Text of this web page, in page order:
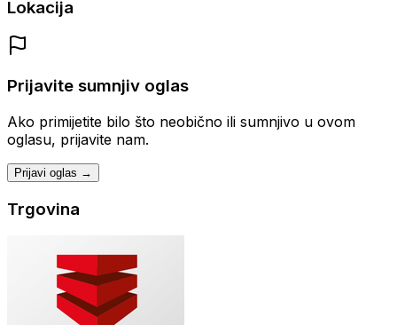
Lokacija
Prijavite sumnjiv oglas
Ako primijetite bilo što neobično ili sumnjivo u ovom
oglasu, prijavite nam.
Prijavi oglas →
Trgovina